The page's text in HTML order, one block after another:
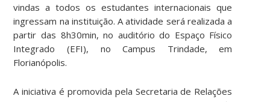
vindas a todos os estudantes internacionais que
ingressam na instituição. A atividade será realizada a
partir das 8h30min, no auditório do Espaço Físico
Integrado (EFI), no Campus Trindade, em
Florianópolis.
A iniciativa é promovida pela Secretaria de Relações